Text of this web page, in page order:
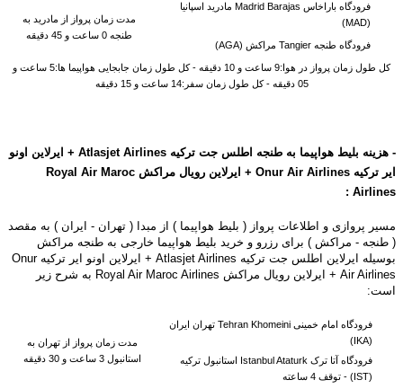
فرودگاه باراخاس Madrid Barajas مادرید اسپانیا
(MAD)
مدت زمان پرواز از مادرید به
طنجه 0 ساعت و 45 دقیقه
فرودگاه طنجه Tangier مراکش (AGA)
کل طول زمان پرواز در هوا:9 ساعت و 10 دقیقه - کل طول زمان جابجایی هواپیما ها:5 ساعت و
05 دقیقه - کل طول زمان سفر:14 ساعت و 15 دقیقه
-
هزینه بلیط هواپیما به طنجه اطلس جت ترکیه Atlasjet Airlines + ایرلاین اونو
ایر ترکیه
Onur Air Airlines + ایرلاین رویال مراکش
Royal Air Maroc
Airlines
:
مسیر پروازی و اطلاعات پرواز ( بلیط هواپیما ) از مبدا ( تهران - ایران ) به مقصد
( طنجه - مراکش ) برای رزرو و خرید بلیط هواپیما خارجی به طنجه مراکش
بوسیله
ایرلاین اطلس جت ترکیه Atlasjet Airlines + ایرلاین اونو ایر ترکیه Onur
Air Airlines + ایرلاین رویال مراکش Royal Air Maroc Airlines به شرح زیر
است:
فرودگاه امام خمینی Tehran Khomeini تهران ایران
(IKA)
مدت زمان پرواز از تهران به
استانبول 3 ساعت و 30 دقیقه
فرودگاه آتا ترک Istanbul Ataturk استانبول ترکیه
(IST) -
توقف 4 ساعته